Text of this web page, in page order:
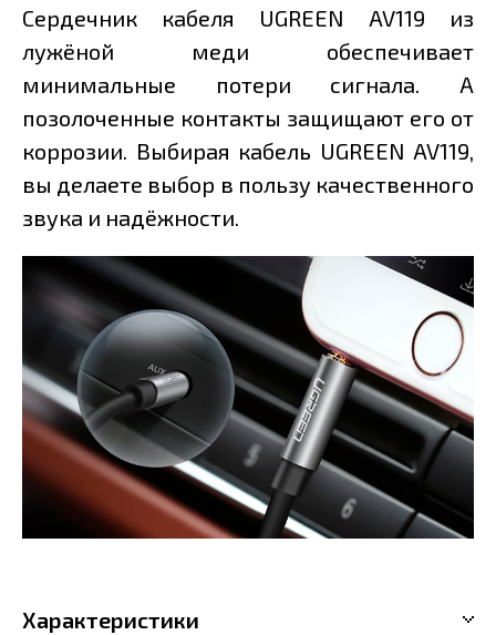
Сердечник кабеля UGREEN AV119 из
лужёной меди обеспечивает
минимальные потери сигнала. А
позолоченные контакты защищают его от
коррозии. Выбирая кабель UGREEN AV119,
вы делаете выбор в пользу качественного
звука и надёжности.
Характеристики